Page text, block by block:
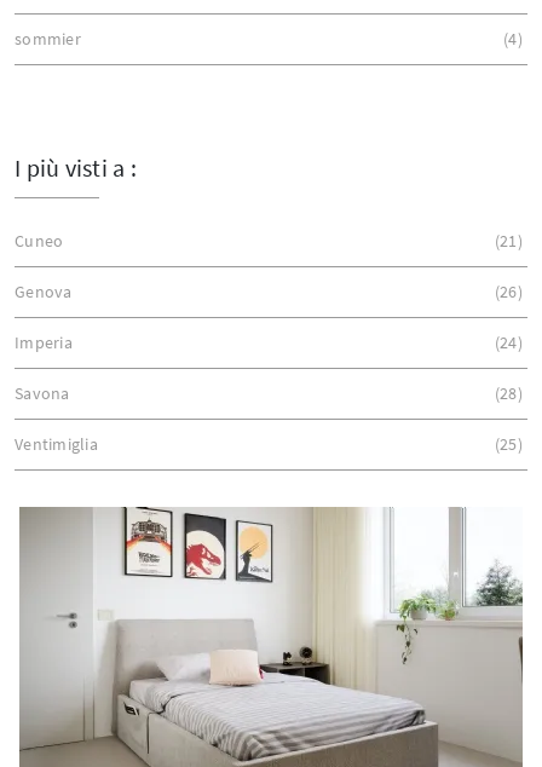
sommier 4
I più visti a :
Cuneo 21
Genova 26
Imperia 24
Savona 28
Ventimiglia 25